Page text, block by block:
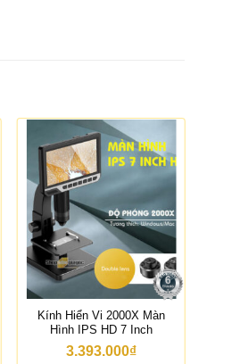
Kính Hiển Vi 2000X Màn
Hình IPS HD 7 Inch
3.393.000₫